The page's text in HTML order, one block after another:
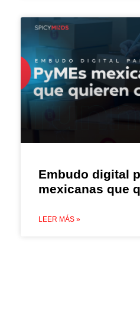
Embudo digital
mexicanas que
LEER MÁS »